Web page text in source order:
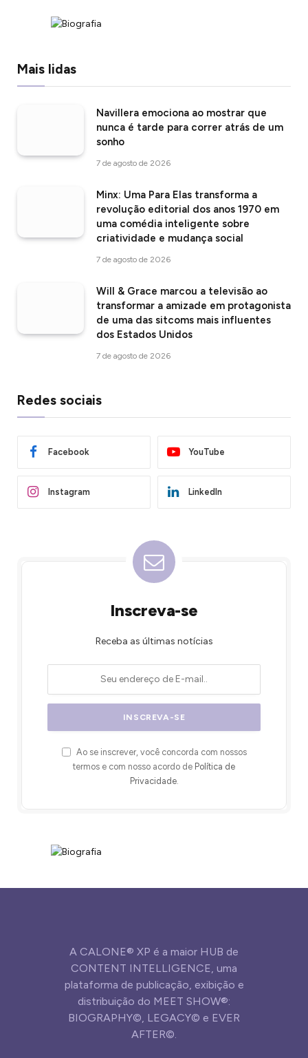
Mais lidas
Navillera emociona ao mostrar que
nunca é tarde para correr atrás de um
sonho
7 de agosto de 2026
Minx: Uma Para Elas transforma a
revolução editorial dos anos 1970 em
uma comédia inteligente sobre
criatividade e mudança social
7 de agosto de 2026
Will & Grace marcou a televisão ao
transformar a amizade em protagonista
de uma das sitcoms mais influentes
dos Estados Unidos
7 de agosto de 2026
Redes sociais
Facebook YouTube
Instagram LinkedIn
Inscreva-se
Receba as últimas notícias
Ao se inscrever, você concorda com nossos
termos e com nosso acordo de Política de
Privacidade.
A CALONE® XP é a maior HUB de
CONTENT INTELLIGENCE, uma
plataforma de publicação, exibição e
distribuição do MEET SHOW®:
BIOGRAPHY©, LEGACY© e EVER
AFTER©.